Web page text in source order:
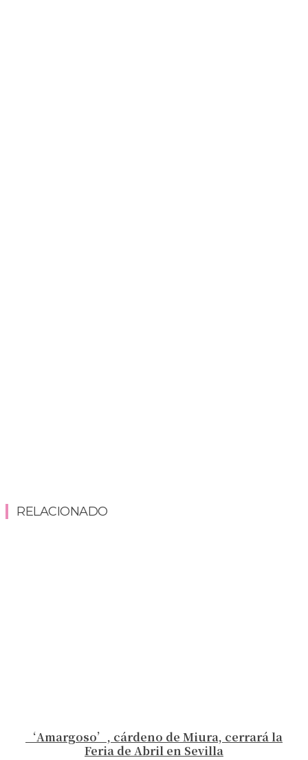
RELACIONADO
‘Amargoso’, cárdeno de Miura, cerrará la
Feria de Abril en Sevilla